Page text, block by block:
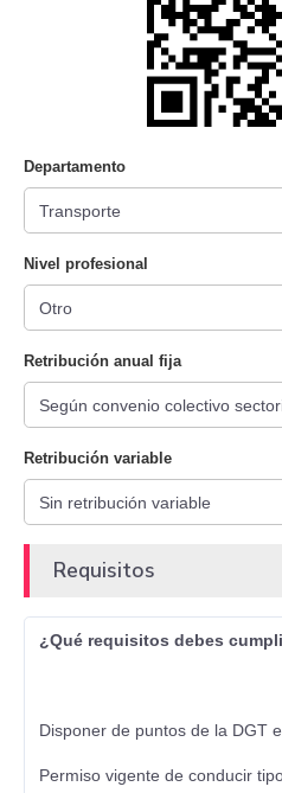
Departamento
Nivel profesional
Retribución anual fija
Retribución variable
Requisitos
¿Qué requisitos debes
Disponer de puntos de la DGT
Permiso vigente de conducir